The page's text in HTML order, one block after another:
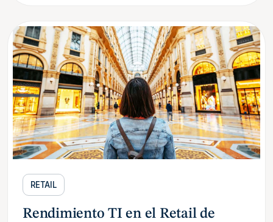
RETAIL
Rendimiento TI en el Retail de